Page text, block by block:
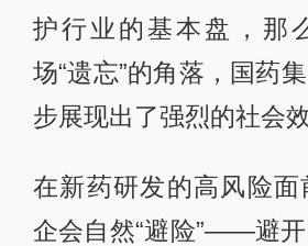
护行业的基本盘，那
场“遗忘”的角落，国药
步展现出了强烈的社会
在新药研发的高风险面
企会自然“避险”——避